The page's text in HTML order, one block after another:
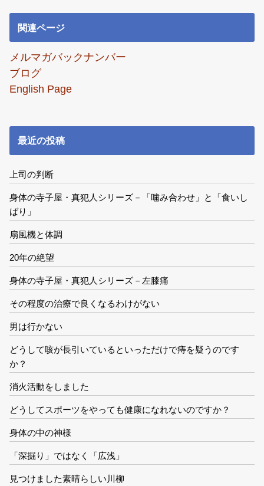
関連ページ
メルマガバックナンバー
ブログ
English Page
最近の投稿
上司の判断
身体の寺子屋・真犯人シリーズ－「噛み合わせ」と「食いし
ばり」
扇風機と体調
20年の絶望
身体の寺子屋・真犯人シリーズ－左膝痛
その程度の治療で良くなるわけがない
男は行かない
どうして咳が長引いているといっただけで痔を疑うのです
か？
消火活動をしました
どうしてスポーツをやっても健康になれないのですか？
身体の中の神様
「深掘り」ではなく「広浅」
見つけました素晴らしい川柳